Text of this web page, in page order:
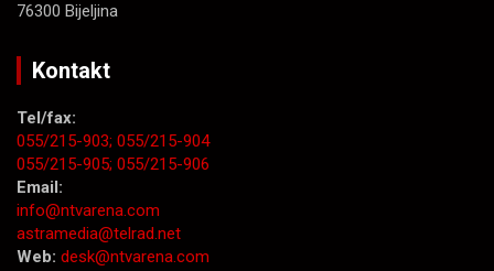
76300 Bijeljina
Kontakt
Tel/fax:
055/215-903; 055/215-904
055/215-905; 055/215-906
Email:
info@ntvarena.com
astramedia@telrad.net
Web: desk@ntvarena.com